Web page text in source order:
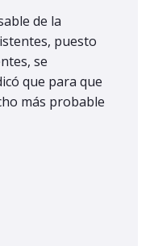
de la
puesto
se
que para que
más probable